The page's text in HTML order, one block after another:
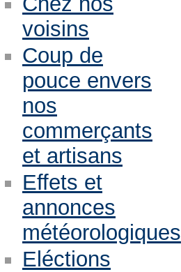
voisins
Coup de
pouce envers
nos
commerçants
et artisans
Effets et
annonces
météorologiques
Eléctions